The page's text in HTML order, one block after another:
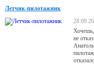
Летчик-пилотажник
Хочешь,
не